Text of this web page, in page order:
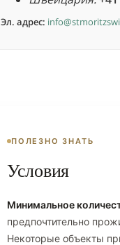
Эл. адрес:
ПОЛЕЗНО ЗНАТЬ
Условия
Минимальное
предпочтительно
Некоторые объекты